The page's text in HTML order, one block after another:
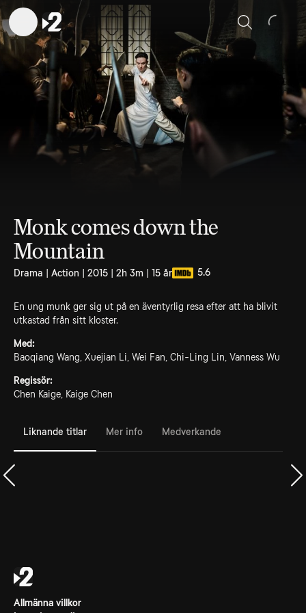
Sök
Monk comes down the
Mountain
Drama | Action | 2015 | 2h 3m | 15 år 5.6
En ung munk ger sig ut på en äventyrlig resa efter att ha blivit
utkastad från sitt kloster.
Med:
Baoqiang Wang, Xuejian Li, Wei Fan, Chi-Ling Lin, Vanness Wu
Regissör:
Chen Kaige, Kaige Chen
Liknande titlar Mer info Medverkande
Allmänna villkor